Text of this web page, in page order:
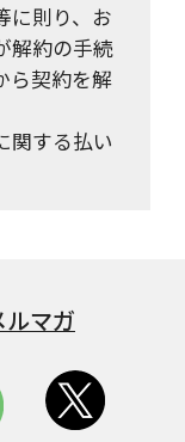
に則り、お
解約の手続
ら契約を解
関する払い
ルマガ